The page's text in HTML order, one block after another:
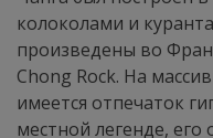
колоколами и
произведены во
Chong Rock. На
имеется отпечаток
местной легенде,